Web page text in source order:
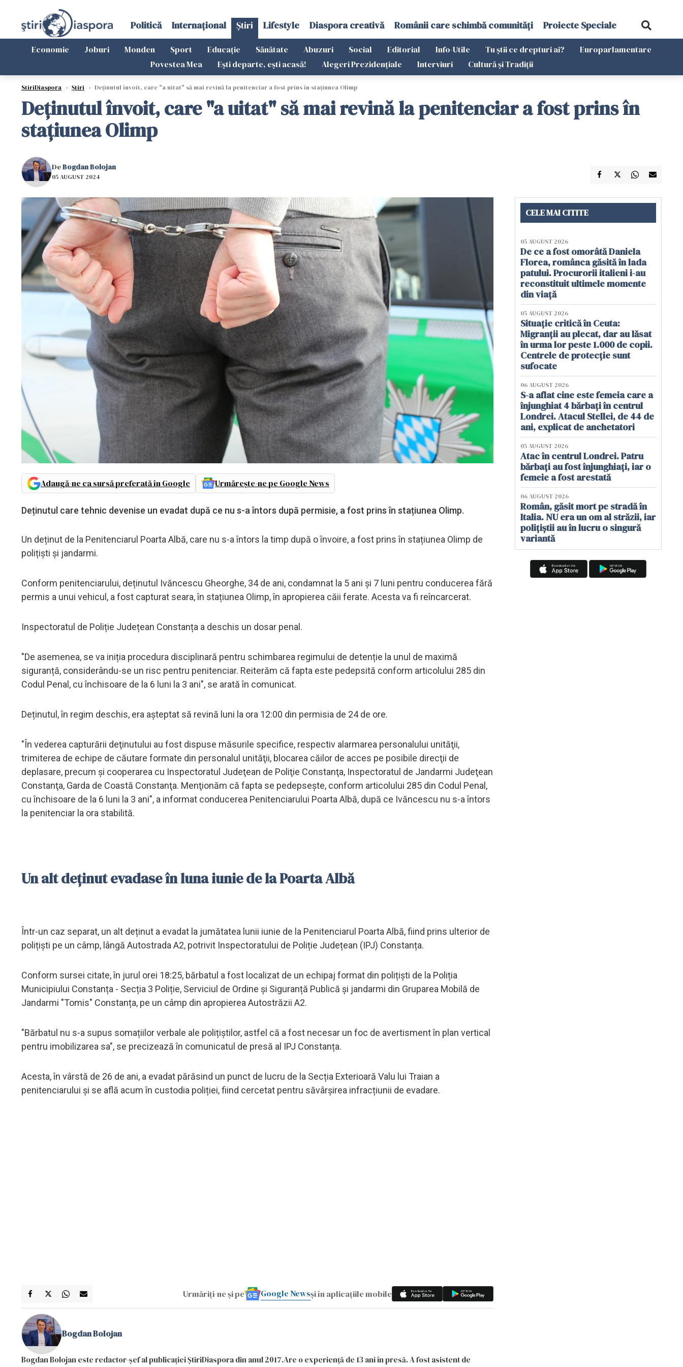
Politică Internațional Știri Lifestyle Diaspora creativă Românii care schimbă comunități Proiecte Speciale
Economie Joburi Monden Sport Educație Sănătate Abuzuri Social Editorial Info-Utile Tu știi ce drepturi ai?
Europarlamentare
Povestea Mea
Ești departe, ești acasă! Alegeri Prezidențiale Interviuri Cultură și Tradiții
StiriDiaspora › Știri › Deținutul învoit, care "a uitat" să mai revină la penitenciar a fost prins în stațiunea Olimp
Deținutul învoit, care "a uitat" să mai revină la penitenciar a fost prins în
stațiunea Olimp
DeBogdan Bolojan
05 AUGUST 2024
Adaugă-ne ca sursă preferată în Google Urmărește-ne pe Google News
Deținutul care tehnic devenise un evadat după ce nu s-a întors după permisie, a fost prins în stațiunea Olimp.
Un deținut de la Penitenciarul Poarta Albă, care nu s-a întors la timp după o învoire, a fost prins în stațiunea Olimp de
polițiști și jandarmi.
Conform penitenciarului, deținutul Ivăncescu Gheorghe, 34 de ani, condamnat la 5 ani și 7 luni pentru conducerea fără
permis a unui vehicul, a fost capturat seara, în stațiunea Olimp, în apropierea căii ferate. Acesta va fi reîncarcerat.
Inspectoratul de Poliție Județean Constanța a deschis un dosar penal.
"De asemenea, se va iniția procedura disciplinară pentru schimbarea regimului de detenție la unul de maximă
siguranță, considerându-se un risc pentru penitenciar. Reiterăm că fapta este pedepsită conform articolului 285 din
Codul Penal, cu închisoare de la 6 luni la 3 ani", se arată în comunicat.
Deținutul, în regim deschis, era așteptat să revină luni la ora 12:00 din permisia de 24 de ore.
"În vederea capturării deţinutului au fost dispuse măsurile specifice, respectiv alarmarea personalului unităţii,
trimiterea de echipe de căutare formate din personalul unităţii, blocarea căilor de acces pe posibile direcţii de
deplasare, precum şi cooperarea cu Inspectoratul Judeţean de Poliţie Constanţa, Inspectoratul de Jandarmi Judeţean
Constanţa, Garda de Coastă Constanţa. Menţionăm că fapta se pedepseşte, conform articolului 285 din Codul Penal,
cu închisoare de la 6 luni la 3 ani", a informat conducerea Penitenciarului Poarta Albă, după ce Ivăncescu nu s-a întors
la penitenciar la ora stabilită.
Un alt deținut evadase în luna iunie de la Poarta Albă
Într-un caz separat, un alt deținut a evadat la jumătatea lunii iunie de la Penitenciarul Poarta Albă, fiind prins ulterior de
polițiști pe un câmp, lângă Autostrada A2, potrivit Inspectoratului de Poliție Județean (IPJ) Constanța.
Conform sursei citate, în jurul orei 18:25, bărbatul a fost localizat de un echipaj format din polițiști de la Poliția
Municipiului Constanța - Secția 3 Poliție, Serviciul de Ordine și Siguranță Publică și jandarmi din Gruparea Mobilă de
Jandarmi "Tomis" Constanța, pe un câmp din apropierea Autostrăzii A2.
"Bărbatul nu s-a supus somațiilor verbale ale polițiștilor, astfel că a fost necesar un foc de avertisment în plan vertical
pentru imobilizarea sa", se precizează în comunicatul de presă al IPJ Constanța.
Acesta, în vârstă de 26 de ani, a evadat părăsind un punct de lucru de la Secția Exterioară Valu lui Traian a
penitenciarului și se află acum în custodia poliției, fiind cercetat pentru săvârșirea infracțiunii de evadare.
Urmăriți-ne și pe Google Newsși în aplicațiile mobile
Bogdan Bolojan
Bogdan Bolojan este redactor-șef al publicației ȘtiriDiaspora din anul 2017.Are o experiență de 13 ani în presă. A fost asistent de
CELE MAI CITITE
05 AUGUST 2026
De ce a fost omorâtă Daniela
Florea, românca găsită în lada
patului. Procurorii italieni i-au
reconstituit ultimele momente
din viață
05 AUGUST 2026
Situație critică în Ceuta:
Migranții au plecat, dar au lăsat
în urma lor peste 1.000 de copii.
Centrele de protecție sunt
sufocate
06 AUGUST 2026
S-a aflat cine este femeia care a
înjunghiat 4 bărbați în centrul
Londrei. Atacul Stellei, de 44 de
ani, explicat de anchetatori
05 AUGUST 2026
Atac în centrul Londrei. Patru
bărbați au fost înjunghiați, iar o
femeie a fost arestată
06 AUGUST 2026
Român, găsit mort pe stradă în
Italia. NU era un om al străzii, iar
polițiștii au în lucru o singură
variantă